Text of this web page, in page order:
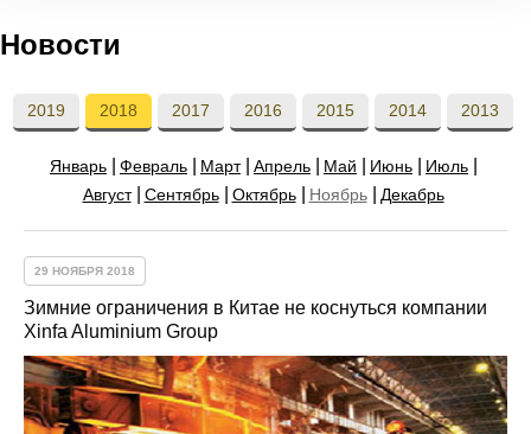
Новости
2019 2018 2017 2016 2015 2014 2013
Январь Февраль Март Апрель Май Июнь
Июль
Август
Сентябрь Октябрь Ноябрь Декабрь
29 НОЯБРЯ 2018
Зимние ограничения в Китае не коснуться компании
Xinfa Aluminium Group